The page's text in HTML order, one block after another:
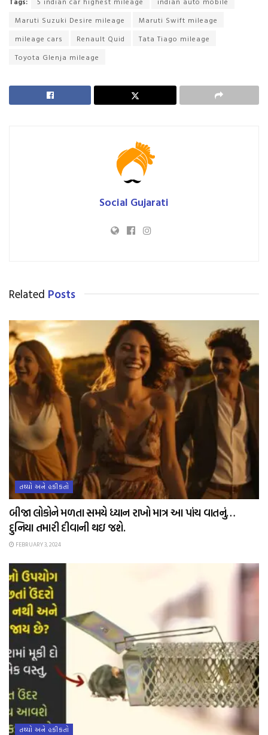
Maruti Suzuki Desire mileage
Maruti Swift mileage
mileage cars
Renault Quid
Tata Tiago mileage
Toyota Glenja mileage
Social Gujarati
Related Posts
તથ્યો અને હકીકતો
બીજા લોકોને મળતા સમયે ધ્યાન રાખો માત્ર આ પાંચ વાતનું…
દુનિયા તમારી દીવાની થઇ જશે.
FEBRUARY 3, 2024
તથ્યો અને હકીકતો